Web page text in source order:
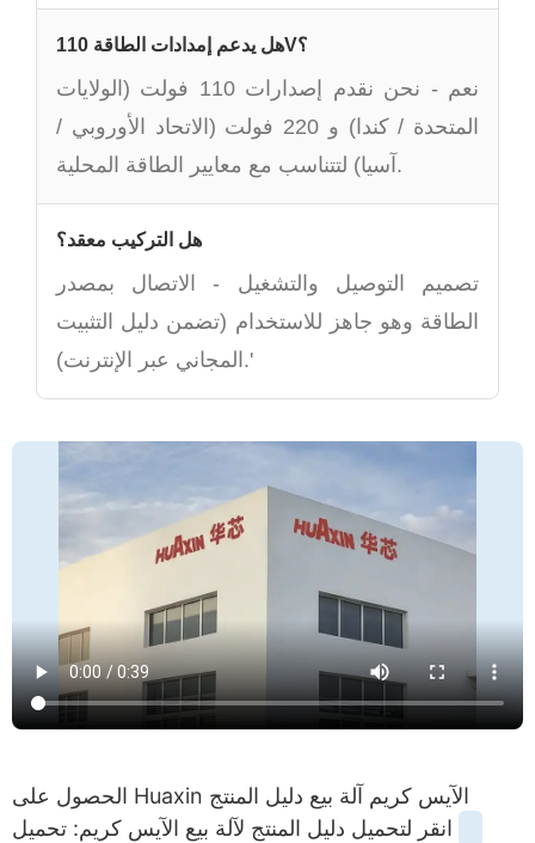
هل يدعم إمدادات الطاقة 110V؟
نعم - نحن نقدم إصدارات 110 فولت (الولايات
المتحدة / كندا) و 220 فولت (الاتحاد الأوروبي /
آسيا) لتتناسب مع معايير الطاقة المحلية.
هل التركيب معقد؟
تصميم التوصيل والتشغيل - الاتصال بمصدر
الطاقة وهو جاهز للاستخدام (تضمن دليل التثبيت
المجاني عبر الإنترنت).'
الحصول على Huaxin الآيس كريم آلة بيع دليل المنتج